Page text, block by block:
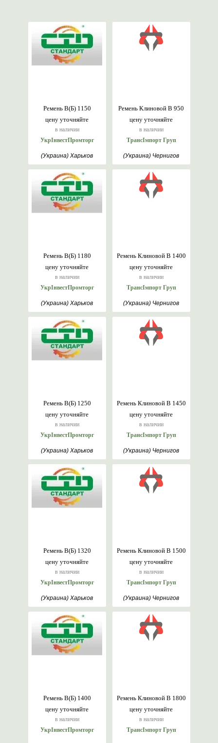
цену уточняйте
в наличии
Ремень В(Б) 1150
УкрІнвестПромторг
(Украина) Харьков
цену уточняйте
в наличии
Ремень Клиновой В 950
ТрансІмпорт Груп
(Украина) Чернигов
цену уточняйте
в наличии
Ремень В(Б) 1180
УкрІнвестПромторг
(Украина) Харьков
цену уточняйте
в наличии
Ремень Клиновой В 1400
ТрансІмпорт Груп
(Украина) Чернигов
цену уточняйте
в наличии
Ремень В(Б) 1250
УкрІнвестПромторг
(Украина) Харьков
цену уточняйте
в наличии
Ремень Клиновой В 1450
ТрансІмпорт Груп
(Украина) Чернигов
цену уточняйте
в наличии
Ремень В(Б) 1320
УкрІнвестПромторг
(Украина) Харьков
цену уточняйте
в наличии
Ремень Клиновой В 1500
ТрансІмпорт Груп
(Украина) Чернигов
цену уточняйте
в наличии
Ремень В(Б) 1400
УкрІнвестПромторг
цену уточняйте
в наличии
Ремень Клиновой В 1800
ТрансІмпорт Груп